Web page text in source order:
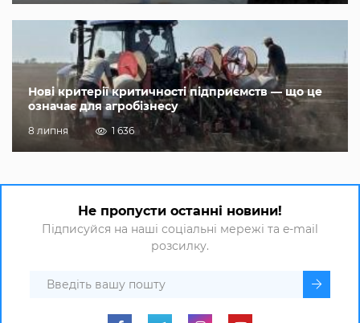
Нові критерії критичності підприємств — що це
означає для агробізнесу
8 липня 1 636
Не пропусти останні новини!
Підписуйся на наші соціальні мережі та e-mail
розсилку.